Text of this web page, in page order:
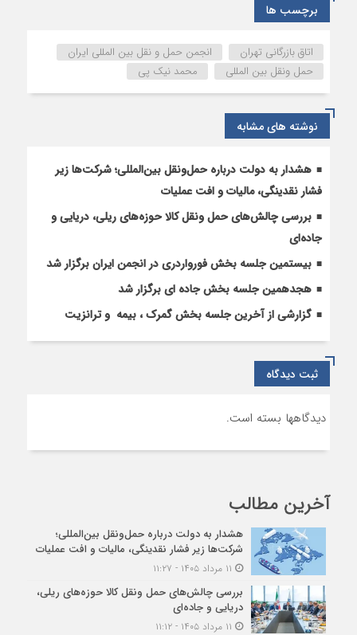
هیئت
مدیره
انجمن
ایران
کاندیدای
انتخابات
اتاق
تهران
برچسب ها
اتاق بازرگانی تهران
انجمن حمل و نقل بین المللی ایران
حمل ونقل بین المللی
محمد نیک پی
نوشته های مشابه
هشدار به دولت درباره حمل‌ونقل بین‌المللی؛ شرکت‌ها زیر
فشار نقدینگی، مالیات و افت عملیات
بررسی چالش‌های حمل ونقل کالا حوزه‌های ریلی، دریایی و
جاده‌ای
بیستمین جلسه بخش فورواردری در انجمن ایران برگزار شد
هجدهمین جلسه بخش جاده ای برگزار شد
گزارشی از آخرین جلسه بخش گمرک ، بیمه و ترانزیت
ثبت دیدگاه
دیدگاهها بسته است.
آخرین مطالب
هشدار به دولت درباره حمل‌ونقل بین‌المللی؛
شرکت‌ها زیر فشار نقدینگی، مالیات و افت عملیات
بررسی چالش‌های حمل ونقل کالا حوزه‌های ریلی،
دریایی و جاده‌ای